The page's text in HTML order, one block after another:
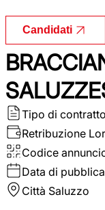
Candidati
Tipo di contratto
Retribuzione
Codice
Data di
Città Saluzzo